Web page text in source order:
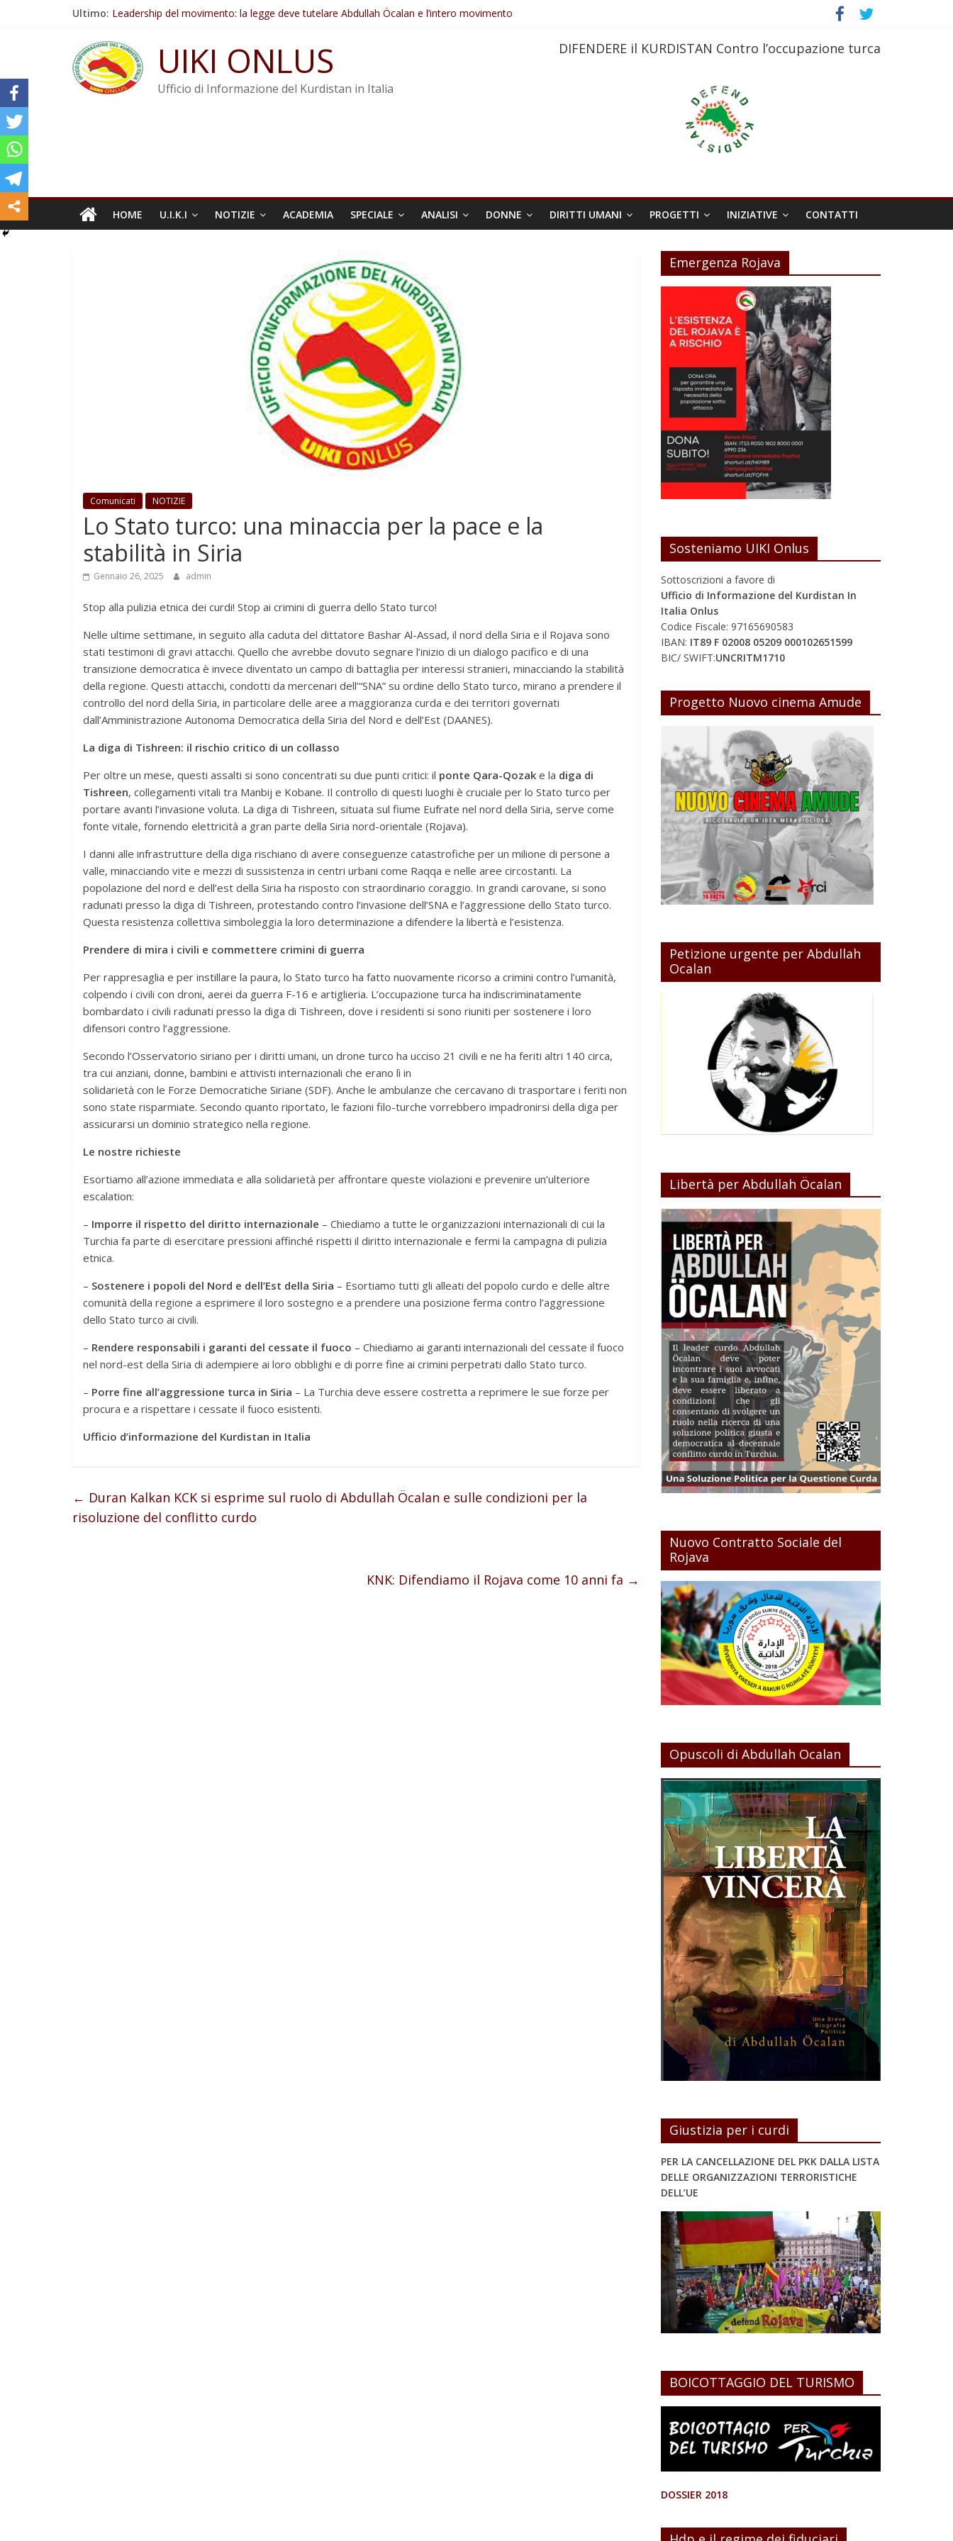
Ultimo: Leadership del movimento: la legge deve tutelare Abdullah Öcalan e l’intero movimento
Non tenere conto della situazione di Rêber Apo ostacolerebbe l’attuazione della legge
Il KNK chiede un’azione internazionale contro i crimini di guerra dell’Iran
Abdullah Öcalan: Le legge negativa deve essere trasformata in legge positiva
UIKI ONLUS
Ufficio di Informazione del Kurdistan in Italia
DIFENDERE il KURDISTAN Contro l’occupazione turca
HOME U.I.K.I NOTIZIE ACADEMIA SPECIALE ANALISI DONNE DIRITTI UMANI PROGETTI INIZIATIVE CONTATTI
Comunicati NOTIZIE
Lo Stato turco: una minaccia per la pace e la
stabilità in Siria
Gennaio 26, 2025 admin
Stop alla pulizia etnica dei curdi! Stop ai crimini di guerra dello Stato turco!
Nelle ultime settimane, in seguito alla caduta del dittatore Bashar Al-Assad, il nord della Siria e il Rojava sono
stati testimoni di gravi attacchi. Quello che avrebbe dovuto segnare l’inizio di un dialogo pacifico e di una
transizione democratica è invece diventato un campo di battaglia per interessi stranieri, minacciando la stabilità
della regione. Questi attacchi, condotti da mercenari dell’“SNA” su ordine dello Stato turco, mirano a prendere il
controllo del nord della Siria, in particolare delle aree a maggioranza curda e dei territori governati
dall’Amministrazione Autonoma Democratica della Siria del Nord e dell’Est (DAANES).
La diga di Tishreen: il rischio critico di un collasso
Per oltre un mese, questi assalti si sono concentrati su due punti critici: il ponte Qara-Qozak e la diga di
Tishreen, collegamenti vitali tra Manbij e Kobane. Il controllo di questi luoghi è cruciale per lo Stato turco per
portare avanti l’invasione voluta. La diga di Tishreen, situata sul fiume Eufrate nel nord della Siria, serve come
fonte vitale, fornendo elettricità a gran parte della Siria nord-orientale (Rojava).
I danni alle infrastrutture della diga rischiano di avere conseguenze catastrofiche per un milione di persone a
valle, minacciando vite e mezzi di sussistenza in centri urbani come Raqqa e nelle aree circostanti. La
popolazione del nord e dell’est della Siria ha risposto con straordinario coraggio. In grandi carovane, si sono
radunati presso la diga di Tishreen, protestando contro l’invasione dell’SNA e l’aggressione dello Stato turco.
Questa resistenza collettiva simboleggia la loro determinazione a difendere la libertà e l’esistenza.
Prendere di mira i civili e commettere crimini di guerra
Per rappresaglia e per instillare la paura, lo Stato turco ha fatto nuovamente ricorso a crimini contro l’umanità,
colpendo i civili con droni, aerei da guerra F-16 e artiglieria. L’occupazione turca ha indiscriminatamente
bombardato i civili radunati presso la diga di Tishreen, dove i residenti si sono riuniti per sostenere i loro
difensori contro l’aggressione.
Secondo l’Osservatorio siriano per i diritti umani, un drone turco ha ucciso 21 civili e ne ha feriti altri 140 circa,
tra cui anziani, donne, bambini e attivisti internazionali che erano lì in
solidarietà con le Forze Democratiche Siriane (SDF). Anche le ambulanze che cercavano di trasportare i feriti non
sono state risparmiate. Secondo quanto riportato, le fazioni filo-turche vorrebbero impadronirsi della diga per
assicurarsi un dominio strategico nella regione.
Le nostre richieste
Esortiamo all’azione immediata e alla solidarietà per affrontare queste violazioni e prevenire un’ulteriore
escalation:
– Imporre il rispetto del diritto internazionale – Chiediamo a tutte le organizzazioni internazionali di cui la
Turchia fa parte di esercitare pressioni affinché rispetti il diritto internazionale e fermi la campagna di pulizia
etnica.
– Sostenere i popoli del Nord e dell’Est della Siria – Esortiamo tutti gli alleati del popolo curdo e delle altre
comunità della regione a esprimere il loro sostegno e a prendere una posizione ferma contro l’aggressione
dello Stato turco ai civili.
– Rendere responsabili i garanti del cessate il fuoco – Chiediamo ai garanti internazionali del cessate il fuoco
nel nord-est della Siria di adempiere ai loro obblighi e di porre fine ai crimini perpetrati dallo Stato turco.
– Porre fine all’aggressione turca in Siria – La Turchia deve essere costretta a reprimere le sue forze per
procura e a rispettare i cessate il fuoco esistenti.
Ufficio d’informazione del Kurdistan in Italia
← Duran Kalkan KCK si esprime sul ruolo di Abdullah Öcalan e sulle condizioni per la
risoluzione del conflitto curdo
KNK: Difendiamo il Rojava come 10 anni fa →
Emergenza Rojava
Sosteniamo UIKI Onlus
Sottoscrizioni a favore di
Ufficio di Informazione del Kurdistan In
Italia Onlus
Codice Fiscale: 97165690583
IBAN: IT89 F 02008 05209 000102651599
BIC/ SWIFT:UNCRITM1710
Progetto Nuovo cinema Amude
Petizione urgente per Abdullah
Ocalan
Libertà per Abdullah Öcalan
Nuovo Contratto Sociale del
Rojava
Opuscoli di Abdullah Ocalan
Giustizia per i curdi
PER LA CANCELLAZIONE DEL PKK DALLA LISTA
DELLE ORGANIZZAZIONI TERRORISTICHE
DELL’UE
BOICOTTAGGIO DEL TURISMO
DOSSIER 2018